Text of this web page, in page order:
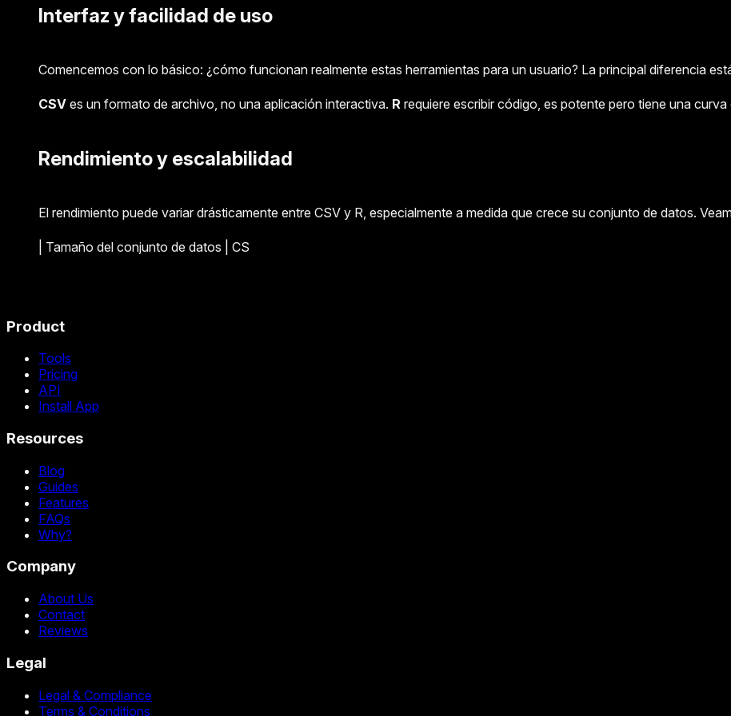
Interfaz y facilidad de uso
Comencemos con lo básico: ¿cómo funcionan realmente estas herramientas para un usuario? La principal diferencia
CSV es un formato de archivo, no una aplicación interactiva. R requiere escribir código, es potente pero tiene una curva
Rendimiento y escalabilidad
El rendimiento puede variar drásticamente entre CSV y R, especialmente a medida que crece su conjunto de datos.
| Tamaño del conjunto de datos | CS
Product
Tools
Pricing
API
Install App
Resources
Blog
Guides
Features
FAQs
Why?
Company
About Us
Contact
Reviews
Legal
Legal & Compliance
Terms & Conditions